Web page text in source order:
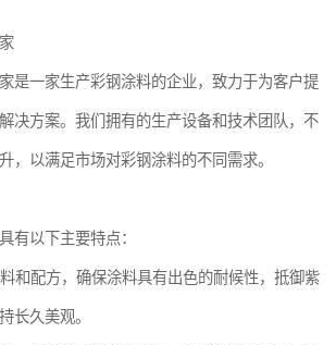
是一家生产彩钢涂料的企业，致力于为客户提
决方案。我们拥有的生产设备和技术团队，不
，以满足市场对彩钢涂料的不同需求。
有以下主要特点：
和配方，确保涂料具有出色的耐候性，抵御紫
长久美观。